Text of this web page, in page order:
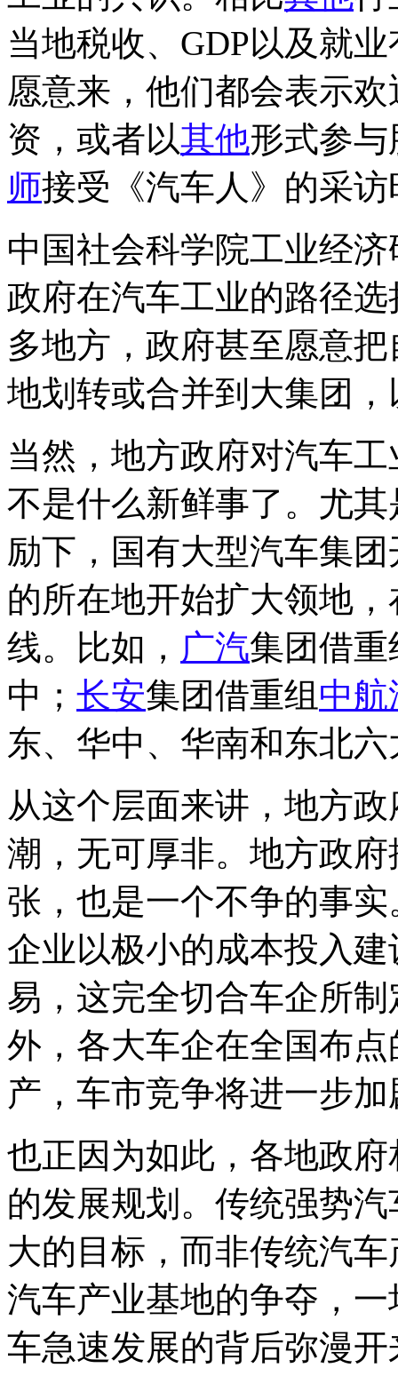
当地税收、GDP以及就
愿意来，他们都会表示
资，或者以其他形式参
师接受《汽车人》的采
中国社会科学院工业经
政府在汽车工业的路径
多地方，政府甚至愿意
地划转或合并到大集团
当然，地方政府对汽车
不是什么新鲜事了。尤
励下，国有大型汽车集
的所在地开始扩大领地
线。比如， 广汽集团借
中； 长安集团借重组 中航
东、华中、华南和东北
从这个层面来讲，地方
潮，无可厚非。地方政
张，也是一个不争的事
企业以极小的成本投入
易，这完全切合车企所
外，各大车企在全国布
产，车市竞争将进一步加
也正因为如此，各地政
的发展规划。传统强势
大的目标，而非传统汽
汽车产业基地的争夺，
车急速发展的背后弥漫开